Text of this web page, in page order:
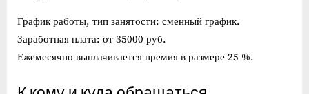
График работы, тип занятости: сменный график.
Заработная плата: от 35000 руб.
Ежемесячно выплачивается премия в размере 25 %.